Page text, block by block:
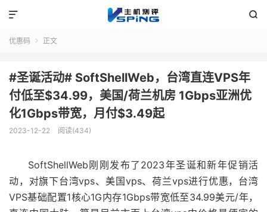


优惠码  正文
#圣诞活动# SoftShellWeb，台湾直连VPS年
付低至$34.99，美国/荷兰机房 1Gbps亚洲优
化1Gbps带宽，月付$3.49起
2023-12-22 阅读(434)
SoftShellWeb刚刚发布了2023年圣诞和新年促销活
动，对旗下台湾vps、美国vps、荷兰vps进行优惠，台湾
VPS基础配置1核心1G内存1Gbps带宽低至34.99美元/年，